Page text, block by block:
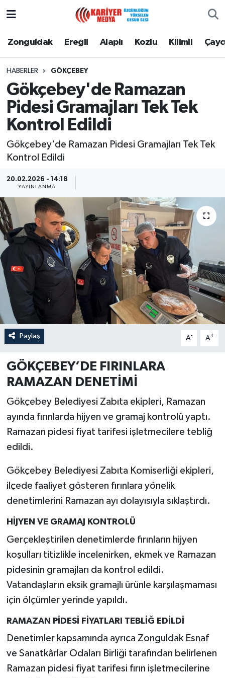
Zonguldak Ereğli Alaplı Kozlu Kilimli
HABERLER GÖKÇEBEY
Gökçebey'de Ramazan
Pidesi Gramajları Tek Tek
Kontrol Edildi
Gökçebey'de Ramazan Pidesi Gramajları Tek Tek
Kontrol Edildi
20.02.2026 - 14:18
YAYINLANMA
Paylaş A- A+
GÖKÇEBEY’DE FIRINLARA
RAMAZAN DENETİMİ
Gökçebey Belediyesi Zabıta ekipleri, Ramazan
ayında fırınlarda hijyen ve gramaj kontrolü yaptı.
Ramazan pidesi fiyat tarifesi işletmecilere tebliğ
edildi.
Gökçebey Belediyesi Zabıta Komiserliği ekipleri,
ilçede faaliyet gösteren fırınlara yönelik
denetimlerini Ramazan ayı dolayısıyla sıklaştırdı.
HİJYEN VE GRAMAJ KONTROLÜ
Gerçekleştirilen denetimlerde fırınların hijyen
koşulları titizlikle incelenirken, ekmek ve Ramazan
pidesinin gramajları da kontrol edildi.
Vatandaşların eksik gramajlı ürünle karşılaşmaması
için ölçümler yerinde yapıldı.
RAMAZAN PİDESİ FİYATLARI TEBLİĞ EDİLDİ
Denetimler kapsamında ayrıca Zonguldak Esnaf
ve Sanatkârlar Odaları Birliği tarafından belirlenen
Ramazan pidesi fiyat tarifesi fırın işletmecilerine
Zonguldak
Alaplı
Kozlu
Kilimli
Devrek
Özel
Mesaj
Dergim
Zonguldak Nöbetçi Eczaneler
Zonguldak Namaz Vakitleri
Zonguldak Trafik Yoğunluk Haritası
Puan Durumu ve Fikstür
Son Dakika Haberleri
Haber Arşivi